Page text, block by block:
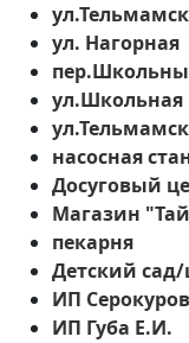
ул. Нагорная
ул.Школьная
насосная
Досуговый
Магазин
пекарня
Детский
ИП
ИП Губа Е.И.